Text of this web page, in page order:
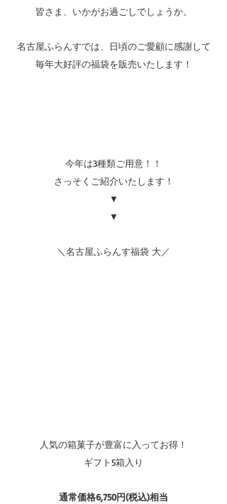
皆さま、いかがお過ごしでしょうか。
名古屋ふらんすでは、日頃のご愛顧に感謝して
毎年大好評の福袋を販売いたします！
今年は3種類ご用意！！
さっそくご紹介いたします！
▼
▼
＼名古屋ふらんす福袋 大／
人気の箱菓子が豊富に入ってお得！
ギフト5箱入り
通常価格6,750円(税込)相当